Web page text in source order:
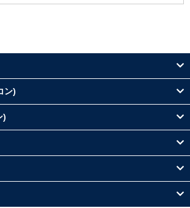
ン)
)